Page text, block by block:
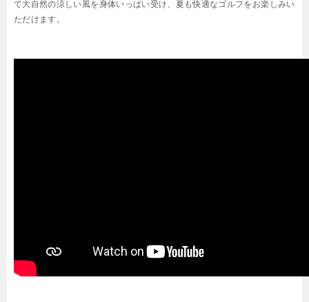
て大自然の涼しい風を身体いっぱい受け、夏も快適なゴルフをお楽しみい
ただけます。